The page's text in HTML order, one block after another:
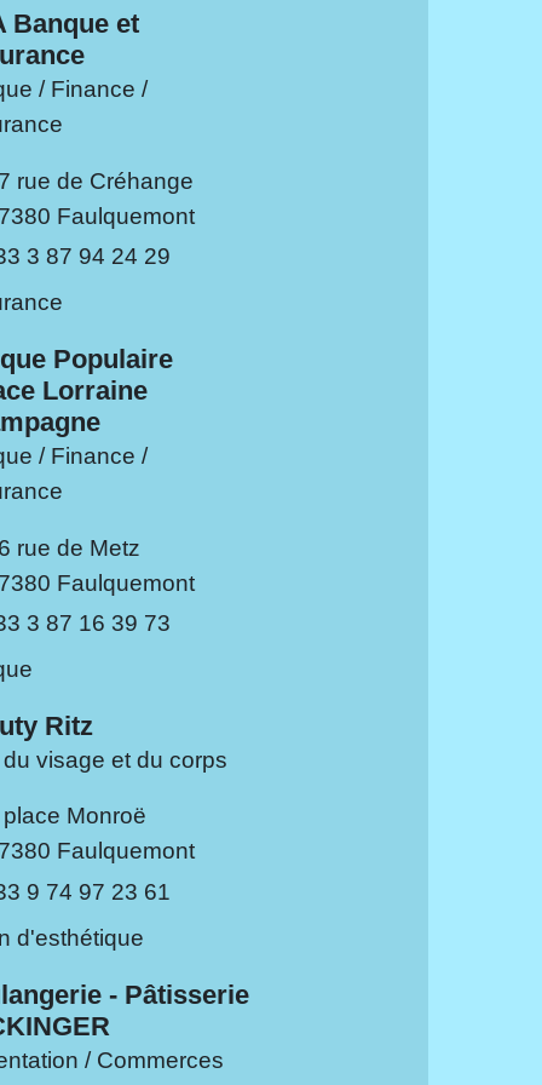
Banque et
/ Finance /
rue de Créhange
Faulquemont
3 87 94 24 29
Populaire
Lorraine
/ Finance /
rue de Metz
Faulquemont
3 87 16 39 73
Ritz
visage et du corps
place Monroë
Faulquemont
9 74 97 23 61
d'esthétique
- Pâtisserie
/ Commerces